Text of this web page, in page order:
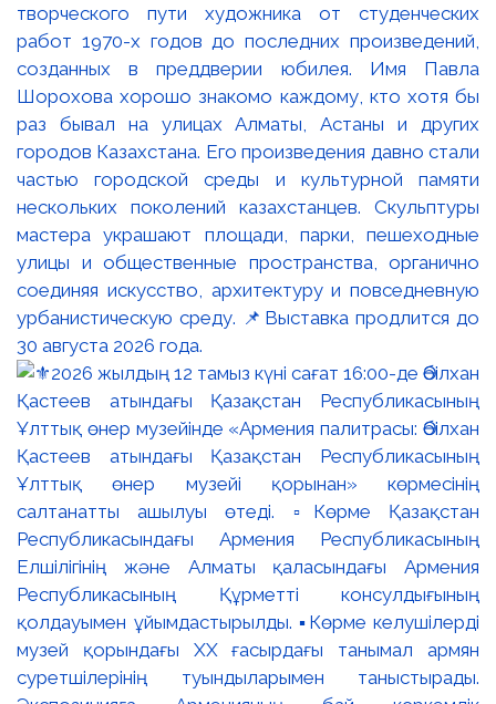
творческого пути художника от студенческих
работ 1970-х годов до последних произведений,
созданных в преддверии юбилея. Имя Павла
Шорохова хорошо знакомо каждому, кто хотя бы
раз бывал на улицах Алматы, Астаны и других
городов Казахстана. Его произведения давно стали
частью городской среды и культурной памяти
нескольких поколений казахстанцев. Скульптуры
мастера украшают площади, парки, пешеходные
улицы и общественные пространства, органично
соединяя искусство, архитектуру и повседневную
урбанистическую среду. 📌Выставка продлится до
30 августа 2026 года.